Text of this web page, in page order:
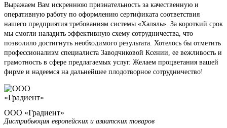
Выражаем Вам искреннюю признательность за качественную и
оперативную работу по оформлению сертификата соответствия
нашего предприятия требованиям системы «Халяль». За короткий срок
мы смогли наладить эффективную схему сотрудничества, что
позволило достигнуть необходимого результата. Хотелось бы отметить
профессионализм специалиста Заводчиковой Ксении, ее вежливость и
грамотность в сфере предлагаемых услуг. Желаем процветания вашей
фирме и надеемся на дальнейшее плодотворное сотрудничество!
ООО «Градиент»
Дистрибьюция европейских и азиатских товаров